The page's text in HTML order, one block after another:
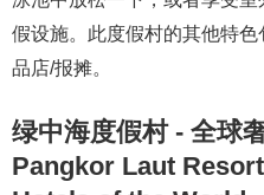
假设施。此度假村的其他特
品店/报摊。
绿中海度假村 - 全球
Pangkor Laut